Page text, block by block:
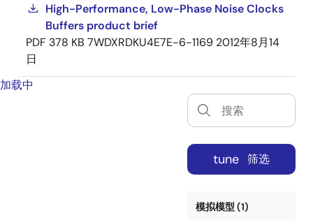
High-Performance, Low-Phase Noise Clocks
Buffers product brief
PDF 378 KB 7WDXRDKU4E7E-6-1169 2012年8月14
日
加载中
tune 筛选
模拟模型 (1)